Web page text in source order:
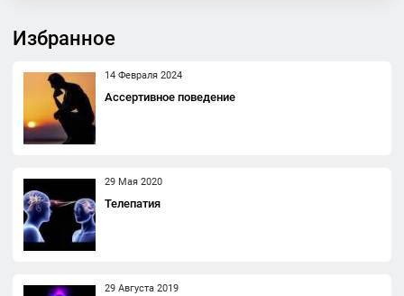
Избранное
14 Февраля 2024
Ассертивное поведение
29 Мая 2020
Телепатия
29 Августа 2019